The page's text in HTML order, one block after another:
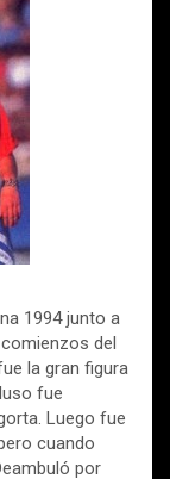
1994 junto a
del
la gran figura
fue
Luego fue
cuando
por